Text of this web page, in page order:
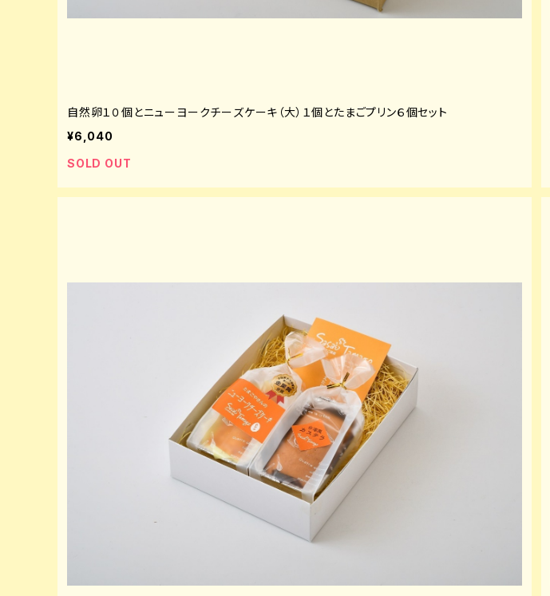
自然卵１０個とニューヨークチーズケーキ（大）１個とたまごプリン６個セット
¥6,040
SOLD OUT